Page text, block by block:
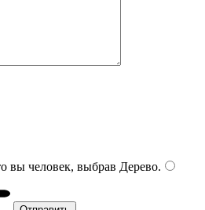
вы человек, выбрав Дерево.